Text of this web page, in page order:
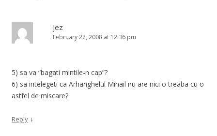
jez
February 27, 2008 at 12:36 pm
5) sa va “bagati mintile-n cap”?
6) sa intelegeti ca Arhanghelul Mihail nu are nici o treaba cu o
astfel de miscare?
Reply ↓